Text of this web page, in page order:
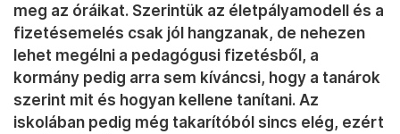
meg az óráikat. Szerintük az életpályamodell és a
fizetésemelés csak jól hangzanak, de nehezen
lehet megélni a pedagógusi fizetésből, a
kormány pedig arra sem kíváncsi, hogy a tanárok
szerint mit és hogyan kellene tanítani. Az
iskolában pedig még takarítóból sincs elég, ezért